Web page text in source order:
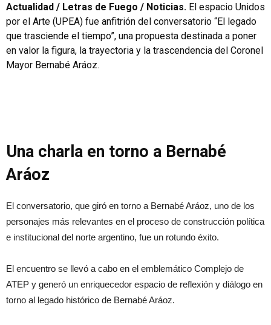
Actualidad / Letras de Fuego / Noticias. El espacio Unidos
por el Arte (UPEA) fue anfitrión del conversatorio “El legado
que trasciende el tiempo”, una propuesta destinada a poner
en valor la figura, la trayectoria y la trascendencia del Coronel
Mayor Bernabé Aráoz.
Una charla en torno a Bernabé
Aráoz
El conversatorio, que giró en torno a Bernabé Aráoz, uno de los
personajes más relevantes en el proceso de construcción política
e institucional del norte argentino, fue un rotundo éxito.
El encuentro se llevó a cabo en el emblemático Complejo de
ATEP y generó un enriquecedor espacio de reflexión y diálogo en
torno al legado histórico de Bernabé Aráoz.